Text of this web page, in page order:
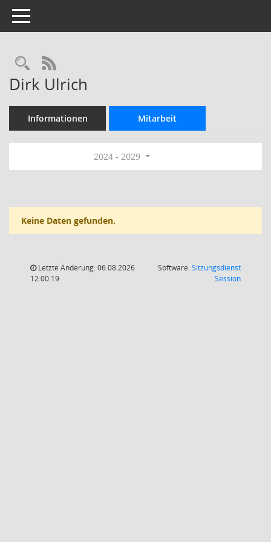
Toggle navigation
Rechercheauswahl
RSS-Feed
Dirk Ulrich
Informationen Mitarbeit
2024 - 2029
Keine Daten gefunden.
Letzte Änderung: 06.08.2026
12:00:19
Software:Sitzungsdienst
Session(Wird in